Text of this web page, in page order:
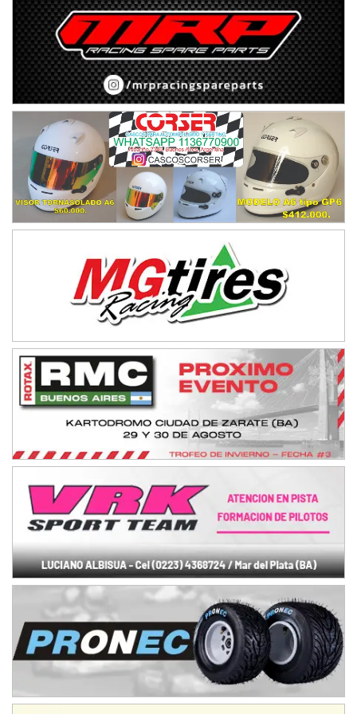
IAME SERIES ARGENTINA 6
Ramiro Tot (Asfalto)
Baradero (Buenos Aires)
KDO - F6
Ciudad de Trenque Lauquen (Asfalto)
Trenque Lauquen (Buenos Aires)
ENTRERRIANO - F6 (POSTERGADA)
Parque de la Velocidad (Asfalto)
Villaguay (Entre Ríos)
VICTORIENSE - F7
El Cerro (Tierra)
Victoria (Entre Ríos)
PATAGONICO - F6
Moto Club Reginense (Tierra)
Gral. E. Godoy (Río Negro)
Humboldt (Santa Fe)
NORESTE SANTAFESINO - F6
Ciudad de Avellaneda (Asfalto)
Avellaneda (Santa Fe)
SUR SANTAFESINO - F4
José Samuel Sánchez (Tierra)
TUCUMANO - F5
Juan Navarro (Asfalto)
El Timbó (Tucumán)